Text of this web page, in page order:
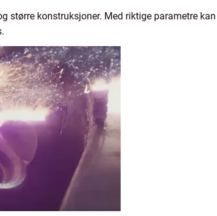
større konstruksjoner. Med riktige parametre